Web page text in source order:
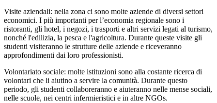
Visite aziendali: nella zona ci sono molte aziende di diversi settori
economici. I più importanti per l’economia regionale sono i
ristoranti, gli hotel, i negozi, i trasporti e altri servizi legati al turismo,
nonché l'edilizia, la pesca e l'agricoltura. Durante queste visite gli
studenti visiteranno le strutture delle aziende e riceveranno
approfondimenti dai loro professionisti.
Volontariato sociale: molte istituzioni sono alla costante ricerca di
volontari che li aiutino a servire la comunità. Durante questo
periodo, gli studenti collaboreranno e aiuteranno nelle mense sociali,
nelle scuole, nei centri infermieristici e in altre NGOs.